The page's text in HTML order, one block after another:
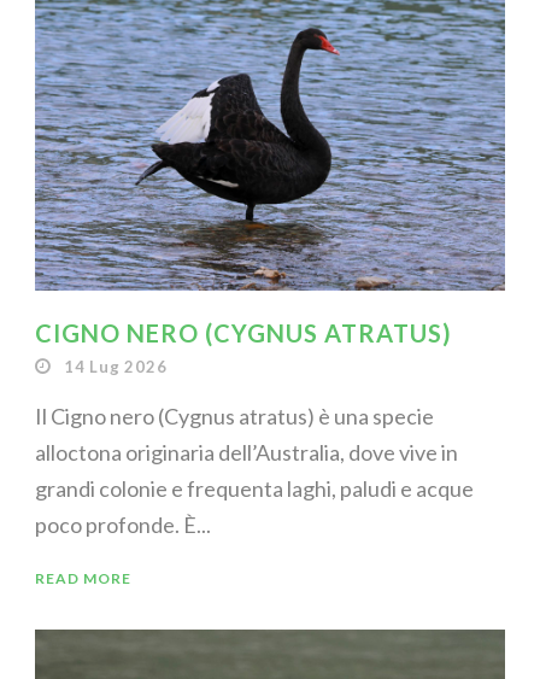
CIGNO NERO (CYGNUS ATRATUS)
14 Lug 2026
Il Cigno nero (Cygnus atratus) è una specie
alloctona originaria dell’Australia, dove vive in
grandi colonie e frequenta laghi, paludi e acque
poco profonde. È...
READ MORE